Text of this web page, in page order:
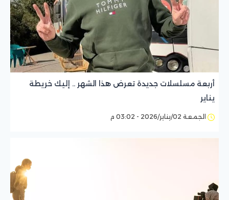
أربعة مسلسلات جديدة تعرض هذا الشهر .. إليك خريطة
يناير
الجمعة 02/يناير/2026 - 03:02 م